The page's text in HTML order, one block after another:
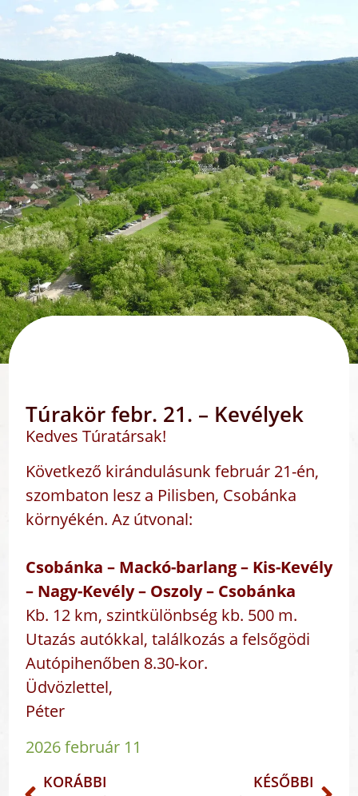
Túrakör febr. 21. – Kevélyek
Kedves Túratársak!
Következő kirándulásunk február 21-én,
szombaton lesz a Pilisben, Csobánka
környékén. Az útvonal:
Csobánka – Mackó-barlang – Kis-Kevély
– Nagy-Kevély – Oszoly– Csobánka
Kb. 12 km, szintkülönbség kb. 500 m.
Utazás autókkal, találkozás a felsőgödi
Autópihenőben 8.30-kor.
Üdvözlettel,
Péter
2026 február 11
KORÁBBI KÉSŐBBI